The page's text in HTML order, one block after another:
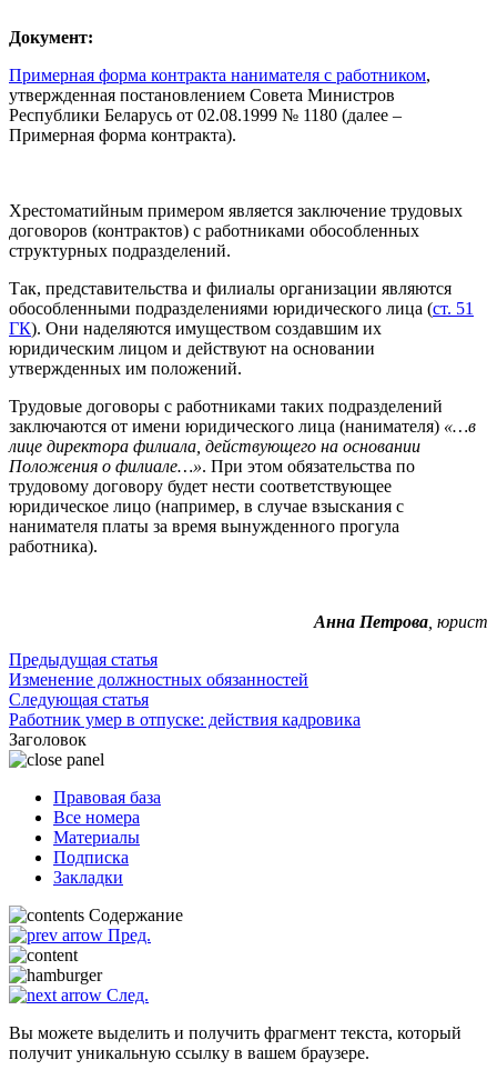
Документ:
Примерная форма контракта нанимателя с работником,
утвержденная постановлением Совета Министров
Республики Беларусь от 02.08.1999 № 1180 (далее –
Примерная форма контракта).
Хрестоматийным примером является заключение трудовых
договоров (контрактов) с работниками обособленных
структурных подразделений.
Так, представительства и филиалы организации являются
обособленными подразделениями юридического лица (ст. 51
ГК). Они наделяются имуществом создавшим их
юридическим лицом и действуют на основании
утвержденных им положений.
Трудовые договоры с работниками таких подразделений
заключаются от имени юридического лица (нанимателя) «…в
лице директора филиала, действующего на основании
Положения о филиале…». При этом обязательства по
трудовому договору будет нести соответствующее
юридическое лицо (например, в случае взыскания с
нанимателя платы за время вынужденного прогула
работника).
Анна Петрова , юрист
Предыдущая статья
Изменение должностных обязанностей
Следующая статья
Работник умер в отпуске: действия кадровика
Заголовок
Правовая база
Все номера
Материалы
Подписка
Закладки
Содержание
Пред.
След.
Вы можете выделить и получить фрагмент текста, который
получит уникальную ссылку в вашем браузере.